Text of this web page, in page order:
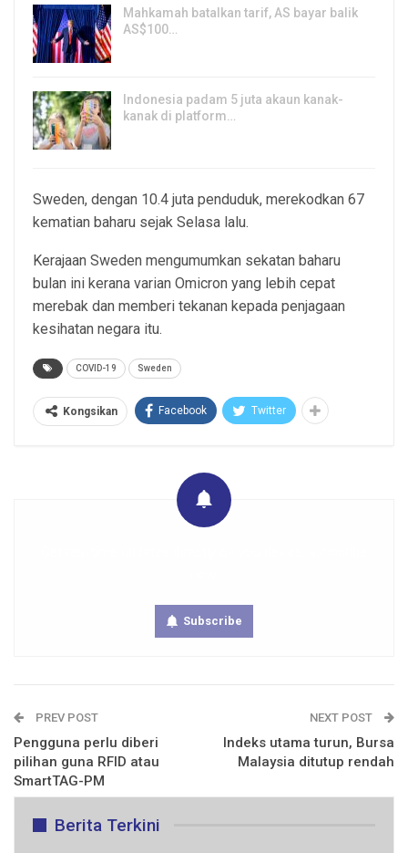
Mahkamah batalkan tarif, AS bayar balik
AS$100…
Indonesia padam 5 juta akaun kanak-
kanak di platform…
Sweden, dengan 10.4 juta penduduk, merekodkan 67
kematian baharu sejak Selasa lalu.
Kerajaan Sweden mengumumkan sekatan baharu
bulan ini kerana varian Omicron yang lebih cepat
merebak dan memberi tekanan kepada penjagaan
kesihatan negara itu.
COVID-19 Sweden
Kongsikan Facebook Twitter
Subscribe
PREV POST
Pengguna perlu diberi
pilihan guna RFID atau
SmartTAG-PM
NEXT POST
Indeks utama turun, Bursa
Malaysia ditutup rendah
Berita Terkini